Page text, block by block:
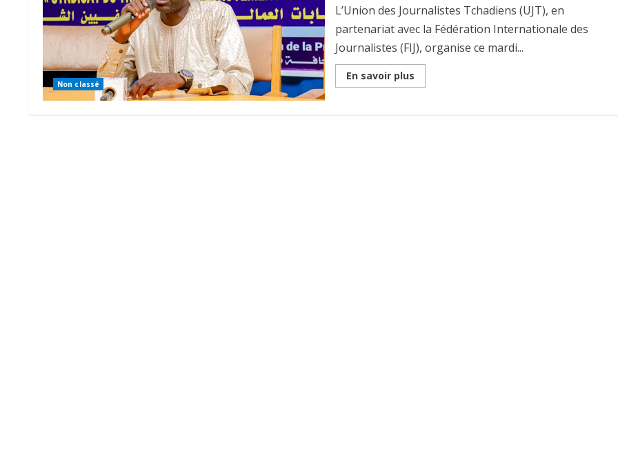
Non classé
L’Union des Journalistes Tchadiens (UJT), en
partenariat avec la Fédération Internationale des
Journalistes (FIJ), organise ce mardi...
En savoir plusRead
more